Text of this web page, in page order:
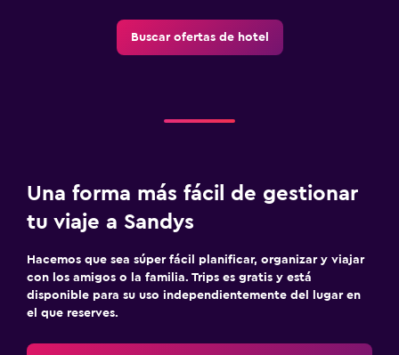
Buscar ofertas de hotel
Una forma más fácil de gestionar
tu viaje a Sandys
Hacemos que sea súper fácil planificar, organizar y viajar
con los amigos o la familia. Trips es gratis y está
disponible para su uso independientemente del lugar en
el que reserves.